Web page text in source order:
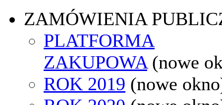
ZAMÓWIENIA
PLATFORMA
ZAKUPOWA (nowe
ROK 2019 (nowe